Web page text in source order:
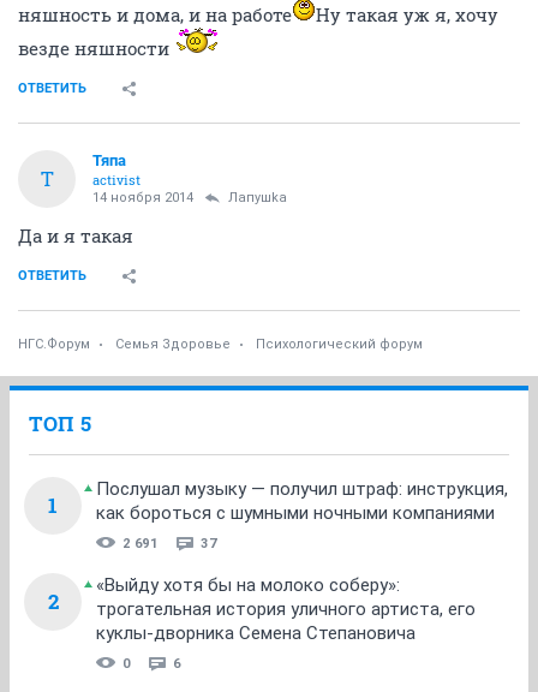
няшность и дома, и на работе
Ну такая уж я, хочу
везде няшности
ОТВЕТИТЬ
Т
Тяпа
activist
14 ноября 2014 Лапушkа
Да и я такая
ОТВЕТИТЬ
НГС.Форум Семья Здоровье Психологический форум
ТОП 5
1
Послушал музыку — получил штраф: инструкция,
как бороться с шумными ночными компаниями
2 691 37
2
«Выйду хотя бы на молоко соберу»:
трогательная история уличного артиста, его
куклы-дворника Семена Степановича
0 6